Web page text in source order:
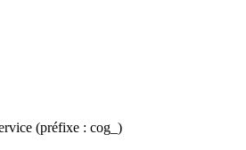
(préfixe : cog_)